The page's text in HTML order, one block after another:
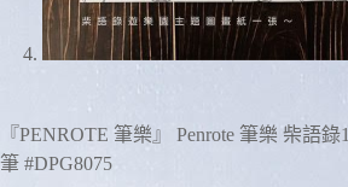
『PENROTE 筆樂』 Penrote 筆樂 柴語
筆 #DPG8075